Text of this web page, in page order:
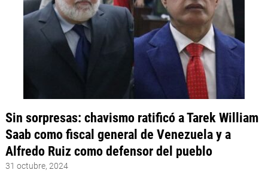
Sin sorpresas: chavismo ratificó a Tarek William
Saab como fiscal general de Venezuela y a
Alfredo Ruiz como defensor del pueblo
31 octubre, 2024